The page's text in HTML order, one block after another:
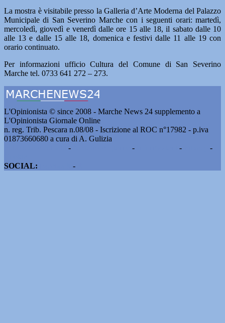
La mostra è visitabile presso la Galleria d’Arte Moderna del Palazzo
Municipale di San Severino Marche con i seguenti orari: martedì,
mercoledì, giovedì e venerdì dalle ore 15 alle 18, il sabato dalle 10
alle 13 e dalle 15 alle 18, domenica e festivi dalle 11 alle 19 con
orario continuato.
Per informazioni ufficio Cultura del Comune di San Severino
Marche tel. 0733 641 272 – 273.
L'Opinionista © since 2008 - Marche News 24 supplemento a
L'Opinionista Giornale Online
n. reg. Trib. Pescara n.08/08 - Iscrizione al ROC n°17982 - p.iva
01873660680 a cura di A. Gulizia
- - -
-
SOCIAL:
-